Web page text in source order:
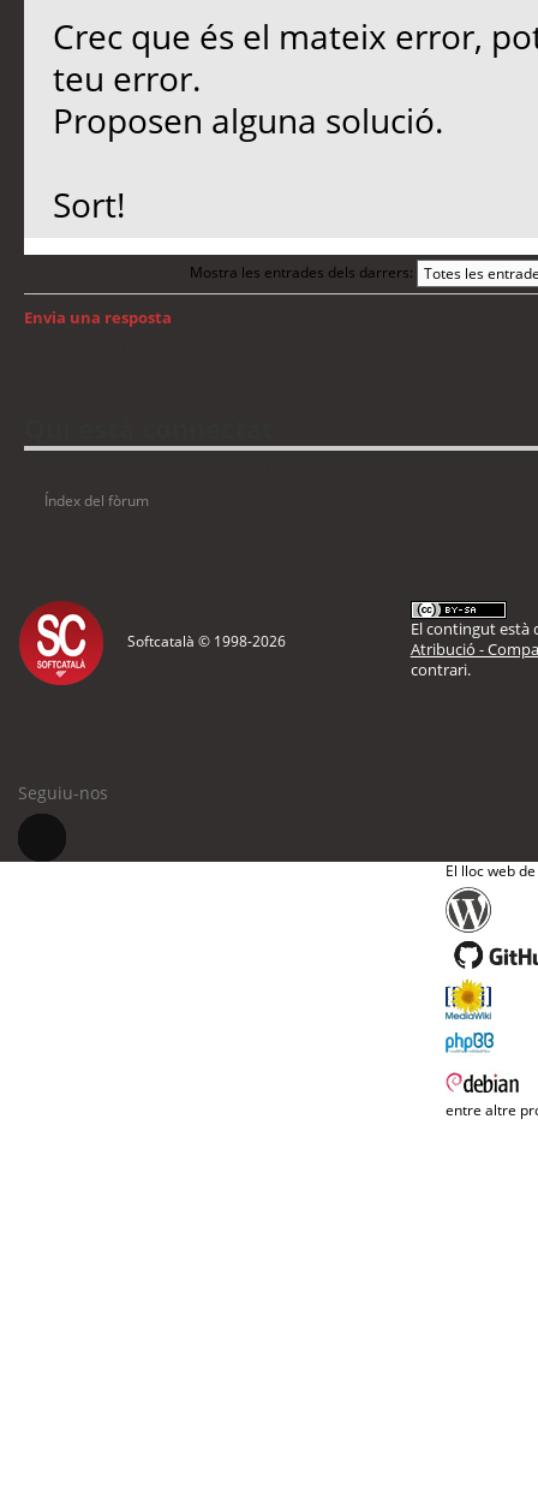
Crec que és el mateix error,
teu error.
Proposen alguna solució.
Sort!
Mostra les entrades dels darrers:
Envia una resposta
Índex del fòrum
Softcatalà © 1998-2026
El contingut està
Atribució -
contrari.
Seguiu-nos
El lloc web
entre altre